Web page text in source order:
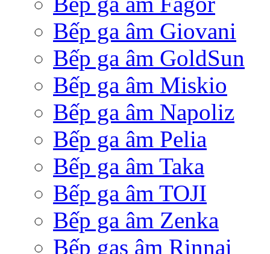
Bếp ga âm Giovani
Bếp ga âm GoldSun
Bếp ga âm Miskio
Bếp ga âm Napoliz
Bếp ga âm Pelia
Bếp ga âm Taka
Bếp ga âm TOJI
Bếp ga âm Zenka
Bếp gas âm Rinnai